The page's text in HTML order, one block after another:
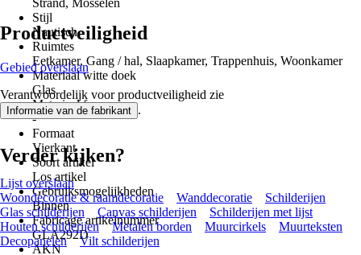
Strand, Mosselen
Stijl
Nautisch
Ruimtes
Eetkamer, Gang / hal, Slaapkamer, Trappenhuis, Woonkamer
Materiaal witte doek
Glas
Materiaal frame
-
Formaat
Vierkant
Soort artikel
Los artikel
Gebruiksmogelijkheden
Binnen
Fabricage artikelnummer
GLA292D
AKN
Productveiligheid
Gebied overslaan
Verantwoordelijk voor productveiligheid zie
Informatie van de fabrikant .
Verder kijken?
Lijst overslaan
Woondecoratie & raamdecoratie
Wanddecoratie
Schilderijen
Glas schilderijen
Canvas schilderijen
Schilderijen met lijst
Houten schilderijen
Metalen borden Muurcirkels
Muurteksten
Decopanelen
Vilt schilderijen